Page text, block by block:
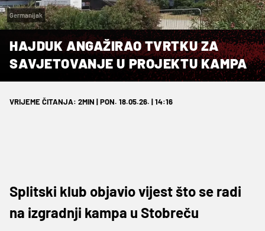
Germanijak
HAJDUK ANGAŽIRAO TVRTKU ZA
SAVJETOVANJE U PROJEKTU KAMPA
VRIJEME ČITANJA: 2MIN | PON. 18.05.26. | 14:16
Splitski klub objavio vijest što se radi
na izgradnji kampa u Stobreču